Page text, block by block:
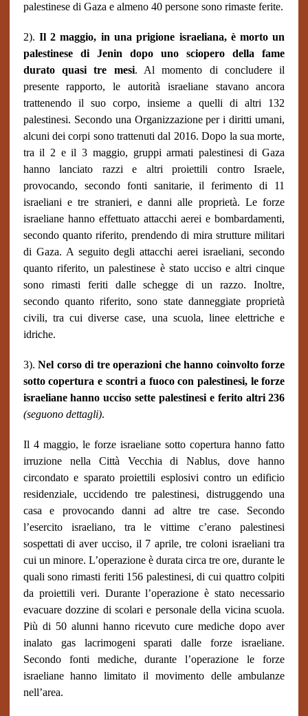
palestinese di Gaza e almeno 40 persone sono rimaste ferite.
2). Il 2 maggio, in una prigione israeliana, è morto un
palestinese di Jenin dopo uno sciopero della fame
durato quasi tre mesi. Al momento di concludere il
presente rapporto, le autorità israeliane stavano ancora
trattenendo il suo corpo, insieme a quelli di altri 132
palestinesi. Secondo una Organizzazione per i diritti umani,
alcuni dei corpi sono trattenuti dal 2016. Dopo la sua morte,
tra il 2 e il 3 maggio, gruppi armati palestinesi di Gaza
hanno lanciato razzi e altri proiettili contro Israele,
provocando, secondo fonti sanitarie, il ferimento di 11
israeliani e tre stranieri, e danni alle proprietà. Le forze
israeliane hanno effettuato attacchi aerei e bombardamenti,
secondo quanto riferito, prendendo di mira strutture militari
di Gaza. A seguito degli attacchi aerei israeliani, secondo
quanto riferito, un palestinese è stato ucciso e altri cinque
sono rimasti feriti dalle schegge di un razzo. Inoltre,
secondo quanto riferito, sono state danneggiate proprietà
civili, tra cui diverse case, una scuola, linee elettriche e
idriche.
3).Nel corso di tre operazioni che hanno coinvolto forze
sotto copertura e scontri a fuoco con palestinesi, le forze
israeliane hanno ucciso sette palestinesi e ferito altri 236
(seguono dettagli).
Il 4 maggio, le forze israeliane sotto copertura hanno fatto
irruzione nella Città Vecchia di Nablus, dove hanno
circondato e sparato proiettili esplosivi contro un edificio
residenziale, uccidendo tre palestinesi, distruggendo una
casa e provocando danni ad altre tre case. Secondo
l’esercito israeliano, tra le vittime c’erano palestinesi
sospettati di aver ucciso, il 7 aprile, tre coloni israeliani tra
cui un minore. L’operazione è durata circa tre ore, durante le
quali sono rimasti feriti 156 palestinesi, di cui quattro colpiti
da proiettili veri. Durante l’operazione è stato necessario
evacuare dozzine di scolari e personale della vicina scuola.
Più di 50 alunni hanno ricevuto cure mediche dopo aver
inalato gas lacrimogeni sparati dalle forze israeliane.
Secondo fonti mediche, durante l’operazione le forze
israeliane hanno limitato il movimento delle ambulanze
nell’area.